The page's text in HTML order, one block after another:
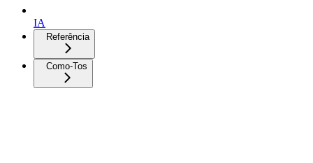
IA
Referência
Como-Tos